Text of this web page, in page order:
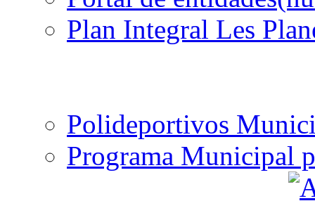
Plan Integral Les
Polideportivos
Programa Municipal